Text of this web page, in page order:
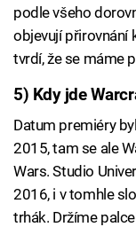
podle všeho
objevují přirovnání
tvrdí, že se máme
5) Kdy jde
Datum premiéry
2015, tam se ale
Wars. Studio
2016, i v tomhle
trhák. Držíme